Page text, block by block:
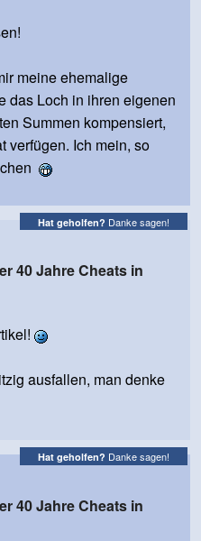
meine ehemalige
das Loch in ihren eigenen
Summen kompensiert,
verfügen. Ich mein, so
Hat geholfen? Danke sagen!
40 Jahre Cheats in
ausfallen, man denke
Hat geholfen? Danke sagen!
40 Jahre Cheats in